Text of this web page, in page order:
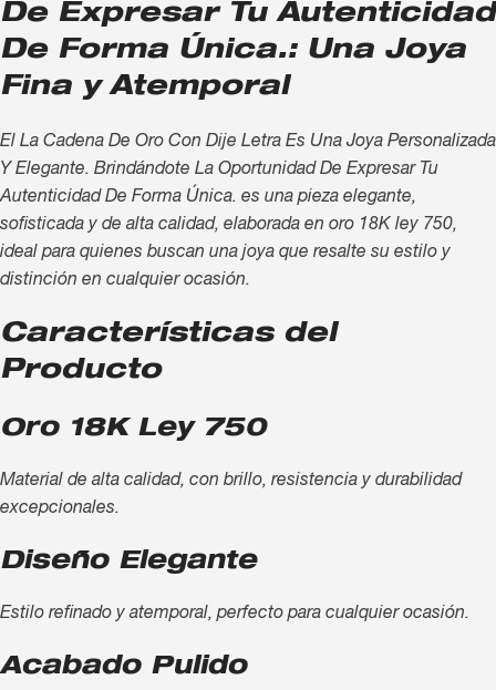
De Expresar Tu Autenticidad
De Forma Única.: Una Joya
Fina y Atemporal
El La Cadena De Oro Con Dije Letra Es Una Joya Personalizada
Y Elegante. Brindándote La Oportunidad De Expresar Tu
Autenticidad De Forma Única. es una pieza elegante,
sofisticada y de alta calidad, elaborada en oro 18K ley 750,
ideal para quienes buscan una joya que resalte su estilo y
distinción en cualquier ocasión.
Características del
Producto
Oro 18K Ley 750
Material de alta calidad, con brillo, resistencia y durabilidad
excepcionales.
Diseño Elegante
Estilo refinado y atemporal, perfecto para cualquier ocasión.
Acabado Pulido